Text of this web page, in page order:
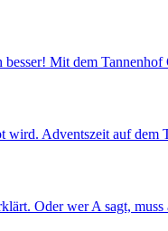
Mit dem
wird. Adventszeit auf dem
Oder wer A sagt,